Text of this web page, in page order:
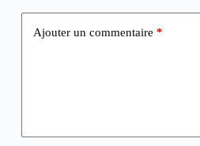
Ajouter un commentaire *